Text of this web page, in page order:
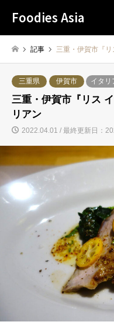
Foodies Asia
記事 三重・伊賀市『
三重県 伊賀市 イタリ
三重・伊賀市『リス
リアン
2022.04.01 / 最終更新日：